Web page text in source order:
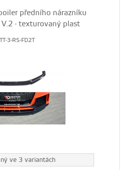
předního nárazníku
V.2 - texturovaný plast
3-RS-FD2T
ve 3 variantách